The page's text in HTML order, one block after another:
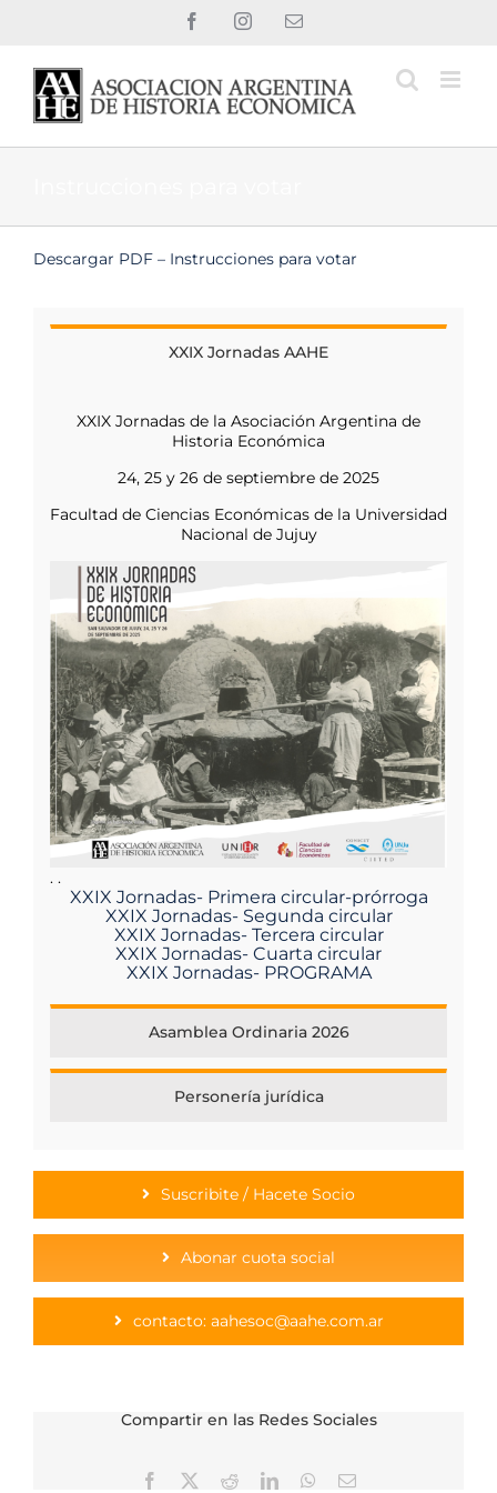
FacebookInstagramCorreo
Descargar PDF – Instrucciones para votar
XXIX Jornadas AAHE
XXIX Jornadas de la Asociación Argentina de
Historia Económica
24, 25 y 26 de septiembre de 2025
Facultad de Ciencias Económicas de la Universidad
Nacional de Jujuy
. .
XXIX Jornadas- Primera circular-prórroga
XXIX Jornadas- Segunda circular
XXIX Jornadas- Tercera circular
XXIX Jornadas- Cuarta circular
XXIX Jornadas- PROGRAMA
Asamblea Ordinaria 2026
Personería jurídica
Suscribite / Hacete Socio
Abonar cuota social
contacto: aahesoc@aahe.com.ar
Compartir en las Redes Sociales
Facebook RedditLinkedInWhatsApp
Correo